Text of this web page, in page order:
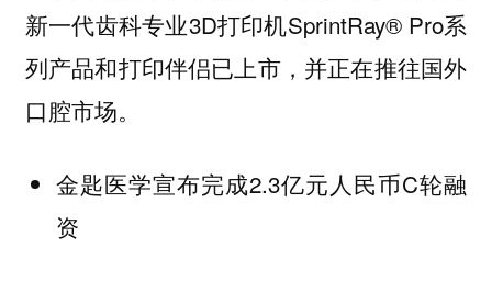
新一代齿科专业3D打印机SprintRay® Pro系
列产品和打印伴侣已上市，并正在推往国外
口腔市场。
金匙医学宣布完成2.3亿元人民币C轮融
资